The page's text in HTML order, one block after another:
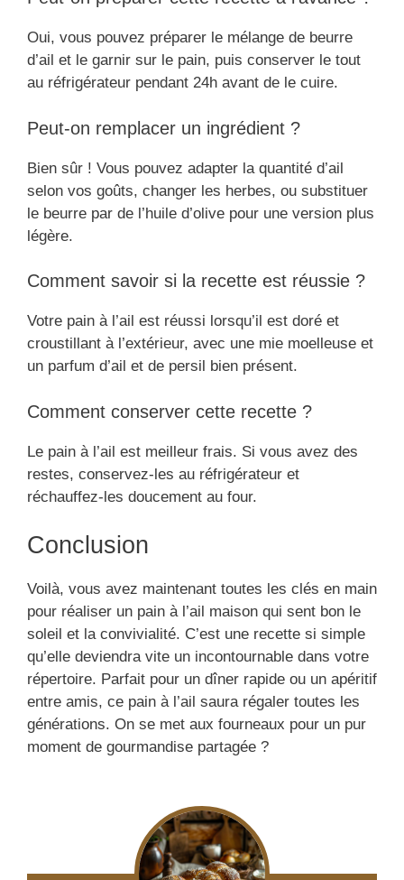
Oui, vous pouvez préparer le mélange de beurre
d’ail et le garnir sur le pain, puis conserver le tout
au réfrigérateur pendant 24h avant de le cuire.
Peut-on remplacer un ingrédient ?
Bien sûr ! Vous pouvez adapter la quantité d’ail
selon vos goûts, changer les herbes, ou substituer
le beurre par de l’huile d’olive pour une version plus
légère.
Comment savoir si la recette est réussie ?
Votre pain à l’ail est réussi lorsqu’il est doré et
croustillant à l’extérieur, avec une mie moelleuse et
un parfum d’ail et de persil bien présent.
Comment conserver cette recette ?
Le pain à l’ail est meilleur frais. Si vous avez des
restes, conservez-les au réfrigérateur et
réchauffez-les doucement au four.
Conclusion
Voilà, vous avez maintenant toutes les clés en main
pour réaliser un pain à l’ail maison qui sent bon le
soleil et la convivialité. C’est une recette si simple
qu’elle deviendra vite un incontournable dans votre
répertoire. Parfait pour un dîner rapide ou un apéritif
entre amis, ce pain à l’ail saura régaler toutes les
générations. On se met aux fourneaux pour un pur
moment de gourmandise partagée ?